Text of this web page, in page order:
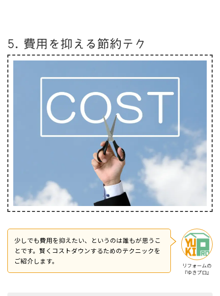
5. 費用を抑える節約テク
リフォームの
『ゆきプロ』
少しでも費用を抑えたい、というのは誰もが思うこ
とです。賢くコストダウンするためのテクニックを
ご紹介します。